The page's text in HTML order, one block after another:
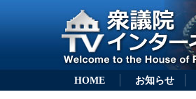
HOME お知らせ